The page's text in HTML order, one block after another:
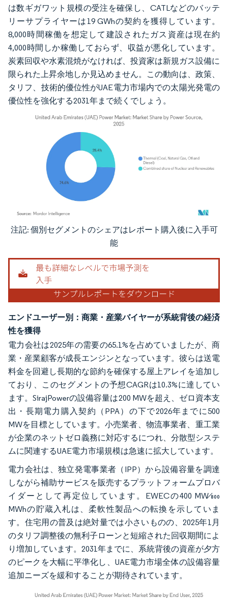
は数ギガワット規模の受注を確保し、CATLなどのバッテ
リーサプライヤーは19 GWhの契約を獲得しています。
8,000時間稼働を想定して建設されたガス資産は現在約
4,000時間しか稼働しておらず、収益が悪化しています。
炭素回収や水素混焼がなければ、投資家は新規ガス設備に
限られた上昇余地しか見込めません。この動向は、政策、
タリフ、技術的優位性がUAE電力市場内での太陽光発電の
優位性を強化する2031年まで続くでしょう。
画像 © Mordor Intelligence。再利用にはCC BY 4.0の表示が必要です。
注記: 個別セグメントのシェアはレポート購入後に入手可
能
エンドユーザー別：商業・産業バイヤーが系統背後の経済
性を獲得
電力会社は2025年の需要の65.1%を占めていましたが、商
業・産業顧客が成長エンジンとなっています。彼らは送電
料金を回避し長期的な節約を確保する屋上アレイを追加し
ており、このセグメントの予想CAGRは10.3%に達してい
ます。SirajPowerの設備容量は200 MWを超え、ゼロ資本支
出・長期電力購入契約（PPA）の下で2026年までに500
MWを目標としています。小売業者、物流事業者、重工業
が企業のネットゼロ義務に対応するにつれ、分散型システ
ムに関連するUAE電力市場規模は急速に拡大しています。
電力会社は、独立発電事業者（IPP）から設備容量を調達
しながら補助サービスを販売するプラットフォームプロバ
イダーとして再定位しています。EWECの400 MW⁄800
MWhの貯蔵入札は、柔軟性製品への転換を示していま
す。住宅用の普及は絶対量では小さいものの、2025年1月
のタリフ調整後の無利子ローンと短縮された回収期間によ
り増加しています。2031年までに、系統背後の資産が夕方
のピークを大幅に平準化し、UAE電力市場全体の設備容量
追加ニーズを緩和することが期待されています。